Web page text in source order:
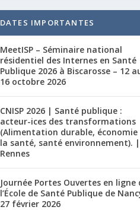
DATES IMPORTANTES
MeetISP – Séminaire national
résidentiel des Internes en Santé
Publique 2026 à Biscarosse – 12
16 octobre 2026
CNISP 2026 | Santé publique :
acteur-ices des transformations
(Alimentation durable, économie
la santé, santé environnement). |
Rennes
Journée Portes Ouvertes en ligne
l’École de Santé Publique de
27 février 2026